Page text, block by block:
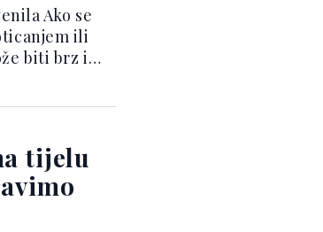
Ako se
ili
biti brz i
smanjuje
kocku
tijelu